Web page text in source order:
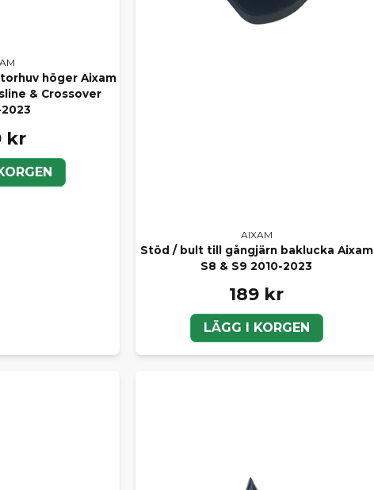
höger Aixam
& Crossover
kr
AIXAM
Stöd / bult till gångjärn baklucka Aixam
S8 & S9 2010-2023
189 kr
LÄGG I KORGEN